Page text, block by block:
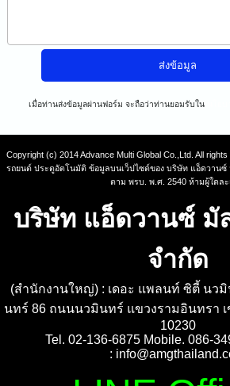
เมื่อท่านส่งข้อมูลผ่านฟอร์ม จะถือว่าท่านยอมรับในนโยบ
Copyright (c) 2014 Advance Multi Global Co.,Ltd. All
รถยนต์ ประตูอัตโนมัติ ข้อมูลบนเว็ปไซต์ของ บริษัท แอ็ดวาน
ตาม พรบ. พ.ศ. 2540 ห้ามผู้ใดละ
บริษัท แอ็ดวานซ์ มั
จำกัด
(สำนักงานใหญ่) : เดอะ แพลนท์ ซิตี้ นว
นทร์ 86 ถนนนวมินทร์ แขวงรามอินทรา
10230
Tel. 02-136-6875 Mobile. 086-
: